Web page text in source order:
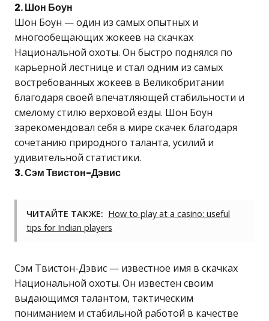
2. Шон Боун
Шон Боун — один из самых опытных и
многообещающих жокеев на скачках
Национальной охоты. Он быстро поднялся по
карьерной лестнице и стал одним из самых
востребованных жокеев в Великобритании
благодаря своей впечатляющей стабильности и
смелому стилю верховой езды. Шон Боун
зарекомендовал себя в мире скачек благодаря
сочетанию природного таланта, усилий и
удивительной статистики.
3. Сэм Твистон-Дэвис
ЧИТАЙТЕ ТАКЖЕ: How to play at a casino: useful
tips for Indian players
Сэм Твистон-Дэвис — известное имя в скачках
Национальной охоты. Он известен своим
выдающимся талантом, тактическим
пониманием и стабильной работой в качестве